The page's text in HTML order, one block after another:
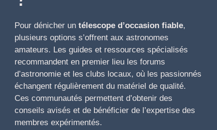
Pour dénicher un télescope d’occasion fiable,
plusieurs options s’offrent aux astronomes
amateurs. Les guides et ressources spécialisés
recommandent en premier lieu les forums
d’astronomie et les clubs locaux, où les passionnés
échangent régulièrement du matériel de qualité.
Ces communautés permettent d’obtenir des
conseils avisés et de bénéficier de l’expertise des
membres expérimentés.